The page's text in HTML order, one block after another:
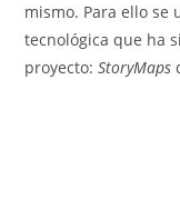
mismo. Para ello
tecnológica que ha
proyecto:StoryMaps